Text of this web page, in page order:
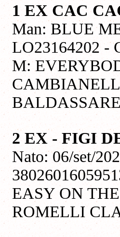
1 EX CAC
Man: BLUE
LO23164202 -
M:
2 EX - FIGI
Nato: 06/set/
EASY ON
ROMELLI